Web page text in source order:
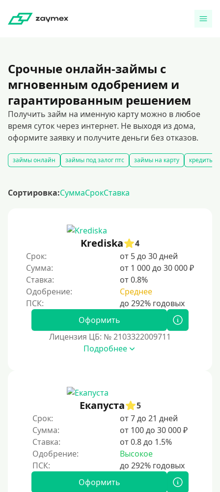
Срочные онлайн-займы с
мгновенным одобрением и
гарантированным решением
Получить займ на именную карту можно в любое
время суток через интернет. Не выходя из дома,
оформите заявку и получите деньги без отказов.
займы онлайн займы под залог птс займы на карту кредиты и
Сортировка:СуммаСрокСтавка
Krediska
4
Срок:
от 5 до 30 дней
Сумма:
от 1 000 до 30 000 ₽
Ставка:
от 0.8%
Одобрение:
Среднее
Оформить
Лицензия ЦБ: № 2103322009711
Подробнее
Екапуста
5
Срок:
от 7 до 21 дней
Сумма:
от 100 до 30 000 ₽
Ставка:
от 0.8 до 1.5%
Одобрение:
Высокое
Оформить